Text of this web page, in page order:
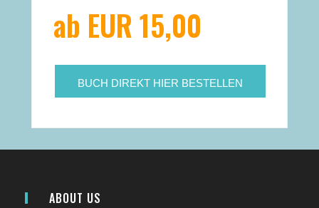
ab EUR 15,00
BUCH DIREKT HIER BESTELLEN
ABOUT US